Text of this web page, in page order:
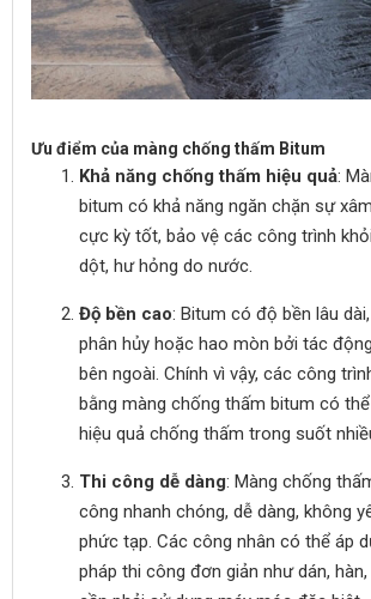
Ưu điểm của màng chống thấm Bitum
Khả năng chống thấm hiệu quả:
bitum có khả năng ngăn chặn sự
cực kỳ tốt, bảo vệ các công trình
dột, hư hỏng do nước.
Độ bền cao: Bitum có độ bền lâu
phân hủy hoặc hao mòn bởi tác
bên ngoài. Chính vì vậy, các công
bằng màng chống thấm bitum có
hiệu quả chống thấm trong suốt
Thi công dễ dàng: Màng chống
công nhanh chóng, dễ dàng, không
phức tạp. Các công nhân có thể áp
pháp thi công đơn giản như dán,